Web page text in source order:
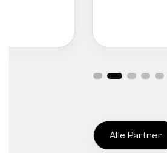
Alle Partner